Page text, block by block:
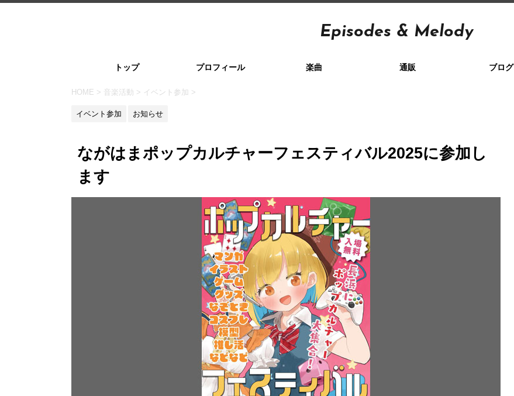
Episodes & Melody
トップ プロフィール 楽曲 通販 ブログ
HOME > 音楽活動 > イベント参加 >
イベント参加 お知らせ
ながはまポップカルチャーフェスティバル2025に参加し
ます